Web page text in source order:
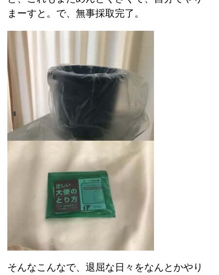
まーすと。で、無事採取完了。
そんなこんなで、退屈な日々をなんとかやり